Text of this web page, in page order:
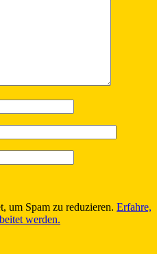
um Spam zu reduzieren. Erfahre,
werden.